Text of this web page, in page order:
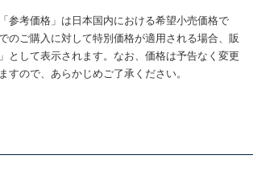
参考価格」は日本国内における希望小売価格で
のご購入に対して特別価格が適用される場合、販
として表示されます。なお、価格は予告なく変更
すので、あらかじめご了承ください。